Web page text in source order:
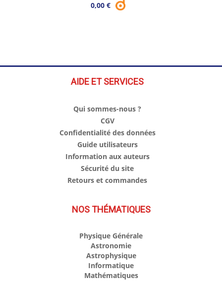
0,00 €
AIDE ET SERVICES
Qui sommes-nous ?
CGV
Confidentialité des données
Guide utilisateurs
Information aux auteurs
Sécurité du site
Retours et commandes
NOS THÉMATIQUES
Physique Générale
Astronomie
Astrophysique
Informatique
Mathématiques